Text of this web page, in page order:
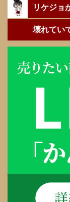
リケジョ
壊れてい